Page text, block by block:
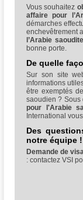
Vous souhaitez
affaire pour
démarches
enchevêtrement
l’Arabie saoudite
bonne porte.
De quelle
Sur son site
informations
être exemptés de
saoudien ? Sous
pour l'Arabie
International
Des
notre équipe !
Demande de
: contactez VSI